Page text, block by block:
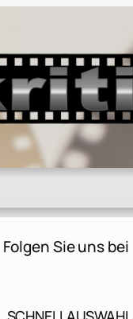
Folgen Sie uns bei